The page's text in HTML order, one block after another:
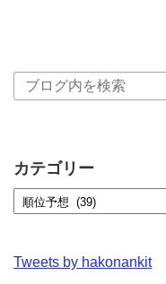
カテゴリー
Tweets by hakonankit